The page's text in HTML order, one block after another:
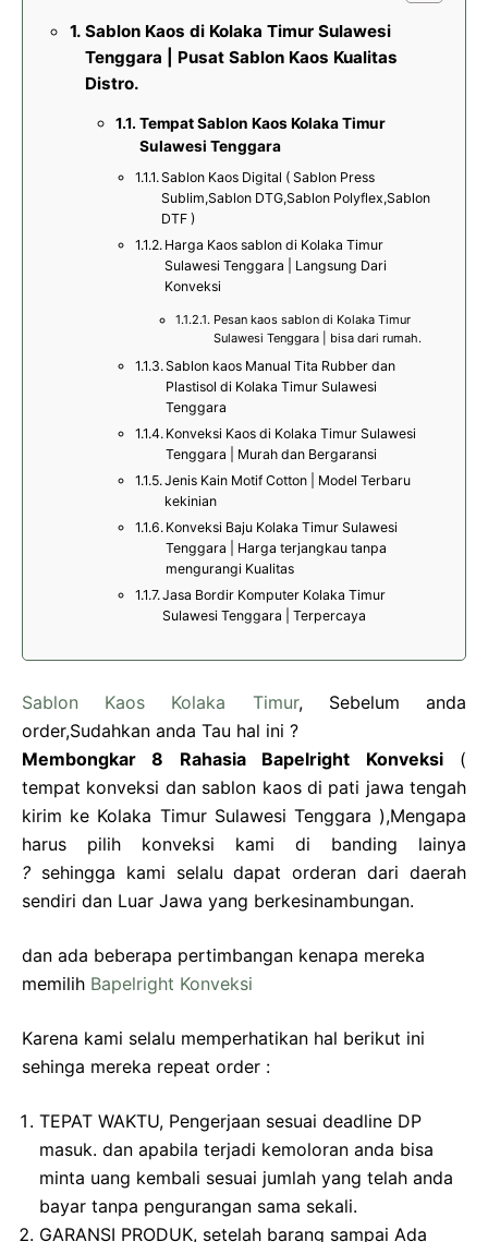
Sablon Kaos di Kolaka Timur Sulawesi
Tenggara | Pusat Sablon Kaos Kualitas
Distro.
Tempat Sablon Kaos Kolaka Timur
Sulawesi Tenggara
Sablon Kaos Digital ( Sablon Press
Sublim,Sablon DTG,Sablon Polyflex,Sablon
DTF )
Harga Kaos sablon di Kolaka Timur
Sulawesi Tenggara | Langsung Dari
Konveksi
Pesan kaos sablon di Kolaka Timur
Sulawesi Tenggara | bisa dari rumah.
Sablon kaos Manual Tita Rubber dan
Plastisol di Kolaka Timur Sulawesi
Tenggara
Konveksi Kaos di Kolaka Timur Sulawesi
Tenggara | Murah dan Bergaransi
Jenis Kain Motif Cotton | Model Terbaru
kekinian
Konveksi Baju Kolaka Timur Sulawesi
Tenggara | Harga terjangkau tanpa
mengurangi Kualitas
Jasa Bordir Komputer Kolaka Timur
Sulawesi Tenggara | Terpercaya
Sablon Kaos Kolaka Timur, Sebelum anda
order,Sudahkan anda Tau hal ini ?
Membongkar 8 Rahasia Bapelright Konveksi(
tempat konveksi dan sablon kaos di pati jawa tengah
kirim ke Kolaka Timur Sulawesi Tenggara ),Mengapa
harus pilih konveksi kami di banding lainya
? sehingga kami selalu dapat orderan dari daerah
sendiri dan Luar Jawa yang berkesinambungan.
dan ada beberapa pertimbangan kenapa mereka
memilih Bapelright Konveksi
Karena kami selalu memperhatikan hal berikut ini
sehinga mereka repeat order :
TEPAT WAKTU, Pengerjaan sesuai deadline DP
masuk. dan apabila terjadi kemoloran anda bisa
minta uang kembali sesuai jumlah yang telah anda
bayar tanpa pengurangan sama sekali.
GARANSI PRODUK, setelah barang sampai Ada